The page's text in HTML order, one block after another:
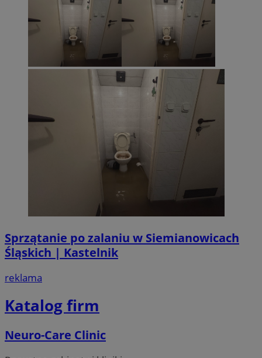
Sprzątanie po zalaniu w Siemianowicach
Śląskich | Kastelnik
reklama
Katalog firm
Neuro-Care Clinic